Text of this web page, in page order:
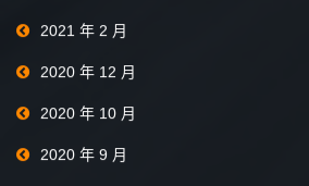
2021 年 2 月
2020 年 12 月
2020 年 10 月
2020 年 9 月